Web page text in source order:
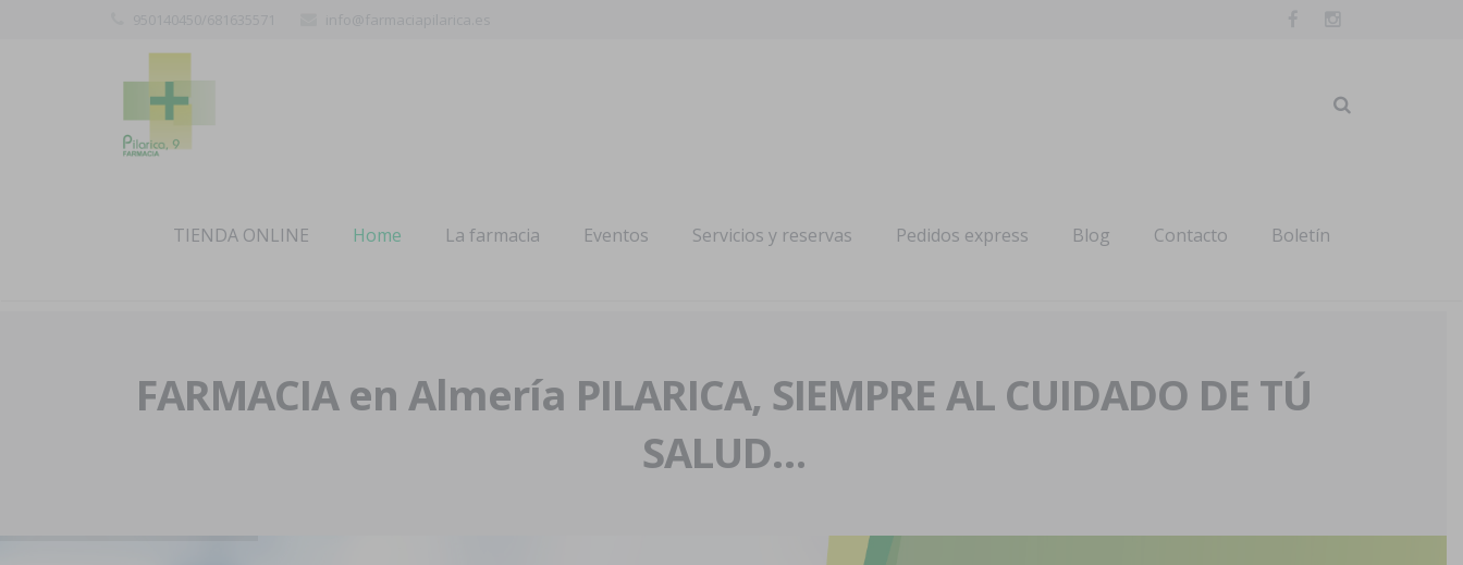
TIENDA ONLINE Home La farmacia Eventos Servicios y reservas Pedidos express Blog Contacto Boletín
FARMACIA en Almería PILARICA, SIEMPRE AL CUIDADO DE TÚ
SALUD…